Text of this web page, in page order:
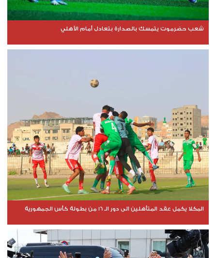
شعب حضرموت يتمسك بالصدارة بتعادل أمام الأهلي
المكلا يكمل عقد المتأهلين الى دور الـ 16 من بطولة كأس الجمهورية